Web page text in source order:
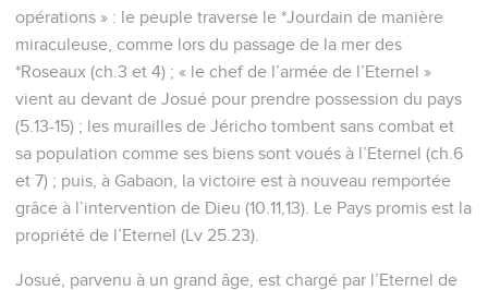
opérations » : le peuple traverse le *Jourdain de manière
miraculeuse, comme lors du passage de la mer des
*Roseaux (ch.3 et 4) ; « le chef de l’armée de l’Eternel »
vient au devant de Josué pour prendre possession du pays
(5.13-15) ; les murailles de Jéricho tombent sans combat et
sa population comme ses biens sont voués à l’Eternel (ch.6
et 7) ; puis, à Gabaon, la victoire est à nouveau remportée
grâce à l’intervention de Dieu (10.11,13). Le Pays promis est la
propriété de l’Eternel (Lv 25.23).
Josué, parvenu à un grand âge, est chargé par l’Eternel de